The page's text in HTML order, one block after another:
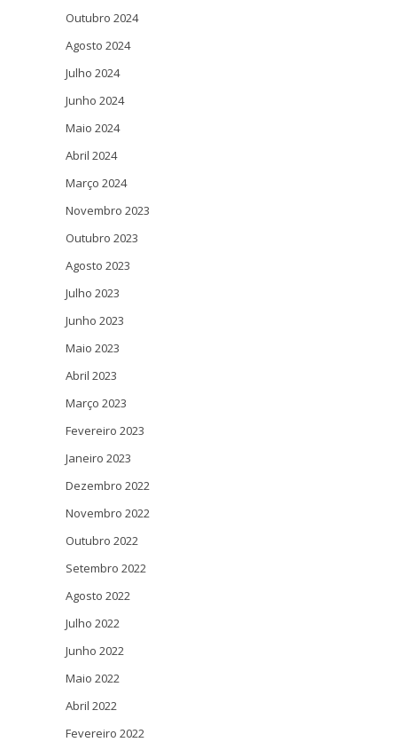
Outubro 2024
Agosto 2024
Julho 2024
Junho 2024
Maio 2024
Abril 2024
Março 2024
Novembro 2023
Outubro 2023
Agosto 2023
Julho 2023
Junho 2023
Maio 2023
Abril 2023
Março 2023
Fevereiro 2023
Janeiro 2023
Dezembro 2022
Novembro 2022
Outubro 2022
Setembro 2022
Agosto 2022
Julho 2022
Junho 2022
Maio 2022
Abril 2022
Fevereiro 2022